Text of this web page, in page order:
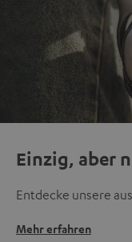
Einzig, aber
Entdecke unsere
Mehr erfahren